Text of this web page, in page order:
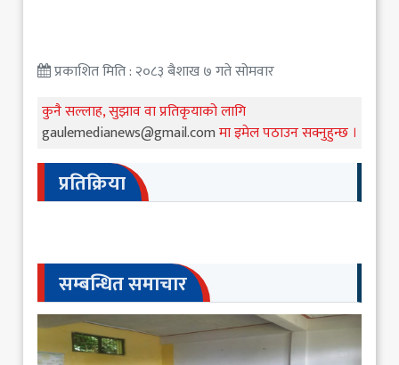
प्रकाशित मिति : २०८३ बैशाख ७ गते सोमवार
कुनै सल्लाह, सुझाव वा प्रतिकृयाको लागि
gaulemedianews@gmail.comमा इमेल पठाउन सक्नुहुन्छ ।
प्रतिक्रिया
सम्बन्धित समाचार